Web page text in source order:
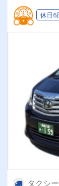
休日6
タクシ